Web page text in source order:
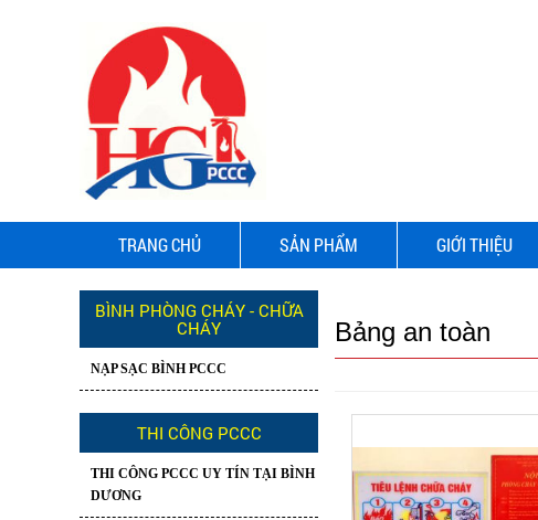
TRANG CHỦ SẢN PHẨM GIỚI THIỆU
BÌNH PHÒNG CHÁY - CHỮA
CHÁY
NẠP SẠC BÌNH PCCC
THI CÔNG PCCC
THI CÔNG PCCC UY TÍN TẠI BÌNH
DƯƠNG
Bảng an toàn